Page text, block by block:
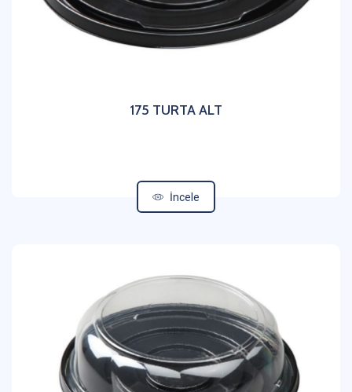
175 TURTA ALT
İncele